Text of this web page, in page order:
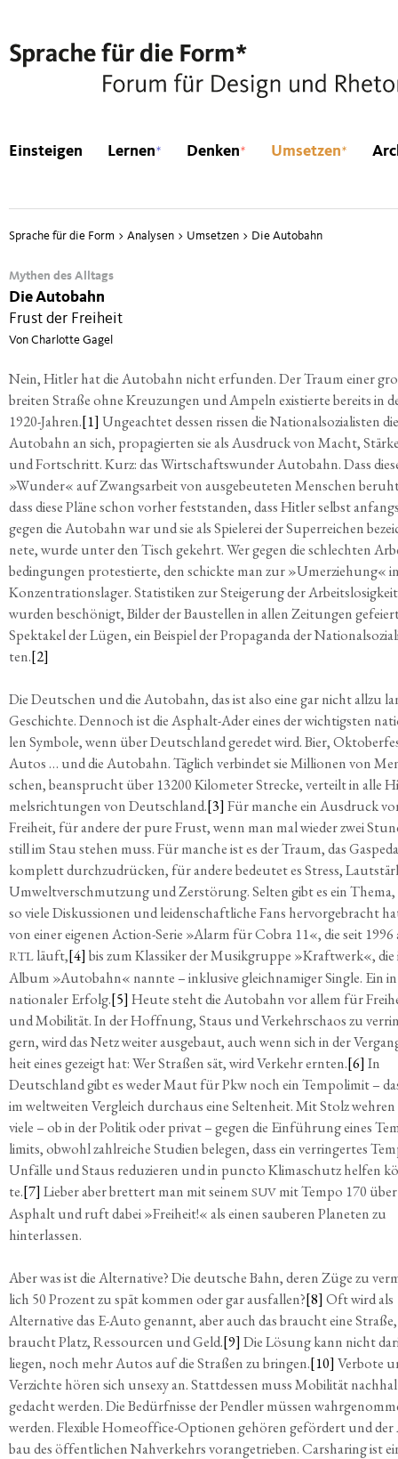
Einsteigen Lernen* Denken* Umsetzen*
Sprache für die Form > Analysen > Umsetzen > Die Autobahn
Mythen des Alltags
Die Autobahn
Frust der Freiheit
Von Charlotte Gagel
Nein, Hit­ler hat die Auto­bahn nicht erfun­den. Der Traum einer
brei­ten Stra­ße ohne Kreu­zun­gen und Ampeln exis­tier­te bereits in
1920-Jah­ren.[1] Unge­ach­tet des­sen ris­sen die Natio­nal­so­zia­lis­ten die
Auto­bahn an sich, pro­pa­gier­ten sie als Aus­druck von Macht,
und Fort­schritt. Kurz: das Wirt­schafts­wun­der Auto­bahn. Dass
»Wun­der« auf Zwangs­ar­beit von aus­ge­beu­te­ten Men­schen
dass die­se Plä­ne schon vor­her fest­stan­den, dass Hit­ler selbst
gegen die Auto­bahn war und sie als Spie­le­rei der Super­rei­chen
ne­te, wur­de unter den Tisch gekehrt. Wer gegen die schlech­ten
be­din­gun­gen pro­tes­tier­te, den schick­te man zur »Umer­zie­hung«
Kon­zen­tra­ti­ons­la­ger. Sta­tis­ti­ken zur Stei­ge­rung der Arbeits­lo­sig­keit
wur­den beschö­nigt, Bil­der der Bau­stel­len in allen Zei­tun­gen
Spek­ta­kel der Lügen, ein Bei­spiel der Pro­pa­gan­da der
ten.[2]
Die Deut­schen und die Auto­bahn, das ist also eine gar nicht all­zu
Geschich­te. Den­noch ist die Asphalt-Ader eines der wich­tigs­ten
len Sym­bo­le, wenn über Deutsch­land gere­det wird. Bier,
Autos … und die Auto­bahn. Täg­lich ver­bin­det sie Mil­lio­nen von
schen, bean­sprucht über 13200 Kilo­me­ter Stre­cke, ver­teilt in alle
mels­rich­tun­gen von Deutsch­land.[3] Für man­che ein Aus­druck
Frei­heit, für ande­re der pure Frust, wenn man mal wie­der zwei
still im Stau ste­hen muss. Für man­che ist es der Traum, das
kom­plett durch­zu­drü­cken, für ande­re bedeu­tet es Stress,
Umwelt­ver­schmut­zung und Zer­stö­rung. Sel­ten gibt es ein The­ma,
so vie­le Dis­kus­sio­nen und lei­den­schaft­li­che Fans her­vor­ge­bracht
von einer eige­nen Action-Serie »Alarm für Cobra 11«, die seit
RTL läuft,[4] bis zum Klas­si­ker der Musik­grup­pe »Kraft­werk«,
Album »Auto­bahn« nann­te – inklu­si­ve gleich­na­mi­ger Sin­gle. Ein
na­tio­na­ler Erfolg.[5] Heu­te steht die Auto­bahn vor allem für
und Mobi­li­tät. In der Hoff­nung, Staus und Ver­kehrs­chaos zu
gern, wird das Netz wei­ter aus­ge­baut, auch wenn sich in der
heit eines gezeigt hat: Wer Stra­ßen sät, wird Ver­kehr ern­ten.[6] In
Deutsch­land gibt es weder Maut für Pkw noch ein Tem­po­li­mit –
im welt­wei­ten Ver­gleich durch­aus eine Sel­ten­heit. Mit Stolz weh­ren
vie­le – ob in der Poli­tik oder pri­vat – gegen die Ein­füh­rung eines
li­mits, obwohl zahl­rei­che Stu­di­en bele­gen, dass ein ver­rin­ger­tes
Unfäl­le und Staus redu­zie­ren und in punc­to Kli­ma­schutz hel­fen
te.[7] Lie­ber aber bret­tert man mit sei­nem SUV mit Tem­po 170
Asphalt und ruft dabei »Frei­heit!« als einen sau­be­ren Pla­ne­ten zu
hinterlassen.
Aber was ist die Alter­na­ti­ve? Die deut­sche Bahn, deren Züge zu
lich 50 Pro­zent zu spät kom­men oder gar aus­fal­len?[8] Oft wird als
Alter­na­ti­ve das E-Auto genannt, aber auch das braucht eine Stra­ße,
braucht Platz, Res­sour­cen und Geld.[9] Die Lösung kann nicht
lie­gen, noch mehr Autos auf die Stra­ßen zu brin­gen.[10] Ver­bo­te
Ver­zich­te hören sich unse­xy an. Statt­des­sen muss Mobi­li­tät
gedacht wer­den. Die Bedürf­nis­se der Pend­ler müs­sen
wer­den. Fle­xi­ble Home­of­fice-Optio­nen gehö­ren geför­dert und
bau des öffent­li­chen Nah­ver­kehrs vor­an­ge­trie­ben. Car­sha­ring ist